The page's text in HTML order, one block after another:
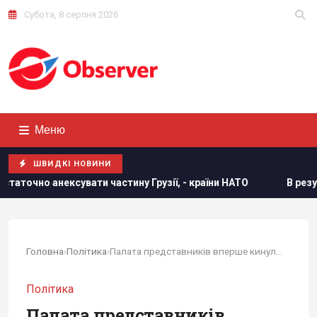
Субота, 8 серпня 2026
Меню
ШВИДКІ НОВИНИ
Грузії, - країни НАТО В результаті атаки РФ
Головна›Політика›
Політика